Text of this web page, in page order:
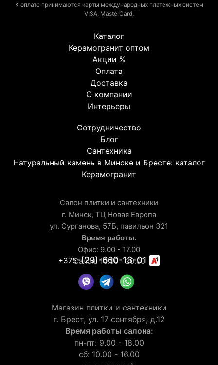
К оплате принимаются карты международных платежных систем
VISA, MasterCard.
Каталог
Керамогранит оптом
Акции %
Оплата
Доставка
О компании
Интерьеры
Сотрудничество
Блог
Сантехника
Натуральный камень в Минске и Бресте: каталог
Керамогранит
Салон плитки и сантехники
г. Минск, ТЦ Новая Европа
ул. Сурганова, 57Б, павильон 321
Время работы:
Офис: 9.00 - 17.00
Салон: 10.00 - 20.00
+375-(29)-660-13-01
Магазин плитки и сантехники
г. Брест, ул. 17 сентября, д.12
Время работы салона:
пн-пт: 9.00 - 18.00
сб: 10.00 - 16.00